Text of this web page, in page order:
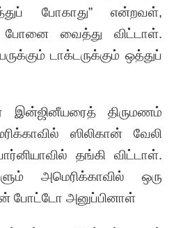
போகாது” என்றவள்,
போனை வைத்து விட்டாள்.
டாக்டருக்கும் ஒத்துப்
இன்ஜினீயரைத் திருமணம்
ஸிலிகான் வேலி
தங்கி விட்டாள்.
அமெரிக்காவில் ஒரு
போட்டோ அனுப்பினாள்